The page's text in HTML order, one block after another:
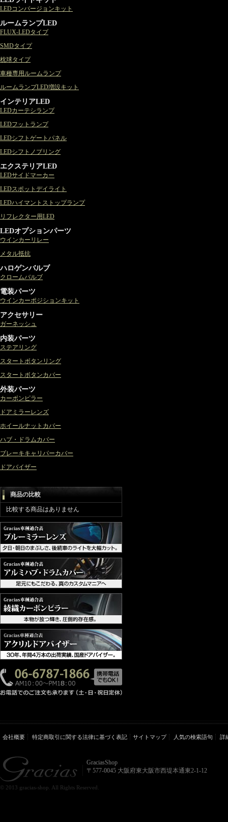
LEDコンバージョンキット
ルームランプLED
FLUX-LEDタイプ
SMDタイプ
枕球タイプ
車種専用ルームランプ
ルームランプLED増設キット
インテリアLED
LEDカーテシランプ
LEDフットランプ
LEDシフトゲートパネル
LEDシフトノブリング
エクステリアLED
LEDサイドマーカー
LEDスポットデイライト
LEDハイマントストップランプ
リフレクター用LED
LEDオプションパーツ
ウインカーリレー
メタル抵抗
ハロゲンバルブ
クロームバルブ
電装パーツ
ウインカーポジションキット
アクセサリー
ガーネッシュ
内装パーツ
ステアリング
スタートボタンリング
スタートボタンカバー
外装パーツ
カーボンピラー
ドアミラーレンズ
ホイールナットカバー
ハブ・ドラムカバー
ブレーキキャリパーカバー
ドアバイザー
商品の比較
比較する商品はありません
会社概要 特定商取引に関する法律に基づく表記 サイトマップ 人気の検索語句 詳
GraciasShop
〒577-0045 大阪府東大阪市西堤本通東2-1-12
© 2013 gracias-shop. All Rights Reserved.